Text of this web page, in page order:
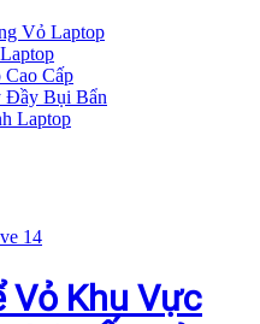
Vỏ Laptop
Cấp
Đầy Bụi Bẩn
Laptop
Vỏ Khu Vực